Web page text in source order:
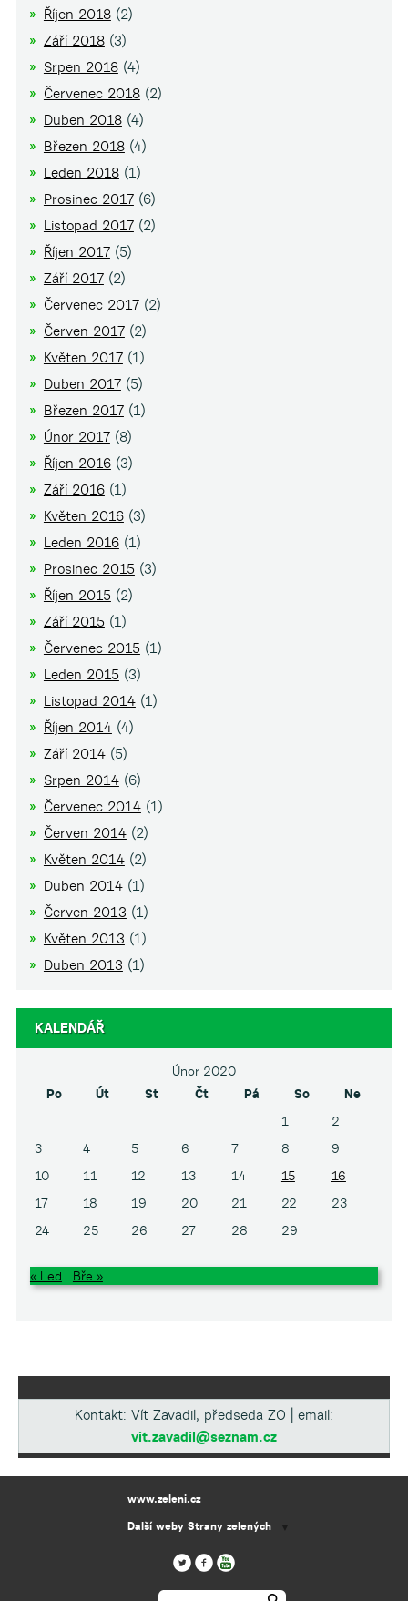
Říjen 2018(2)
Září 2018(3)
Srpen 2018(4)
Červenec 2018(2)
Duben 2018(4)
Březen 2018(4)
Leden 2018(1)
Prosinec 2017(6)
Listopad 2017(2)
Říjen 2017(5)
Září 2017(2)
Červenec 2017(2)
Červen 2017(2)
Květen 2017(1)
Duben 2017(5)
Březen 2017(1)
Únor 2017(8)
Říjen 2016(3)
Září 2016(1)
Květen 2016(3)
Leden 2016(1)
Prosinec 2015(3)
Říjen 2015(2)
Září 2015(1)
Červenec 2015(1)
Leden 2015(3)
Listopad 2014(1)
Říjen 2014(4)
Září 2014(5)
Srpen 2014(6)
Červenec 2014(1)
Červen 2014(2)
Květen 2014(2)
Duben 2014(1)
Červen 2013 (1)
Květen 2013 (1)
Duben 2013 (1)
KALENDÁŘ
Únor 2020
Po
Út St Čt Pá So
Ne
1
2
3
4 5 6 7 8
9
10
11 12 13 14 15
16
17
18 19 20 21 22
23
24
25 26 27 28 29
« Led Bře »
Kontakt: Vít Zavadil, předseda ZO | email:
vit.zavadil@seznam.cz
www.zeleni.cz
Další weby Strany zelených
▼